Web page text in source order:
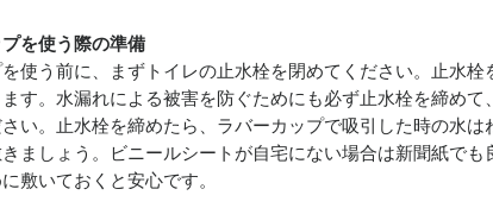
プを使う際の準備
使う前に、まずトイレの止水栓を閉めてください。止水栓
す。水漏れによる被害を防ぐためにも必ず止水栓を締めて
い。止水栓を締めたら、ラバーカップで吸引した時の水は
きましょう。ビニールシートが自宅にない場合は新聞紙でも
敷いておくと安心です。